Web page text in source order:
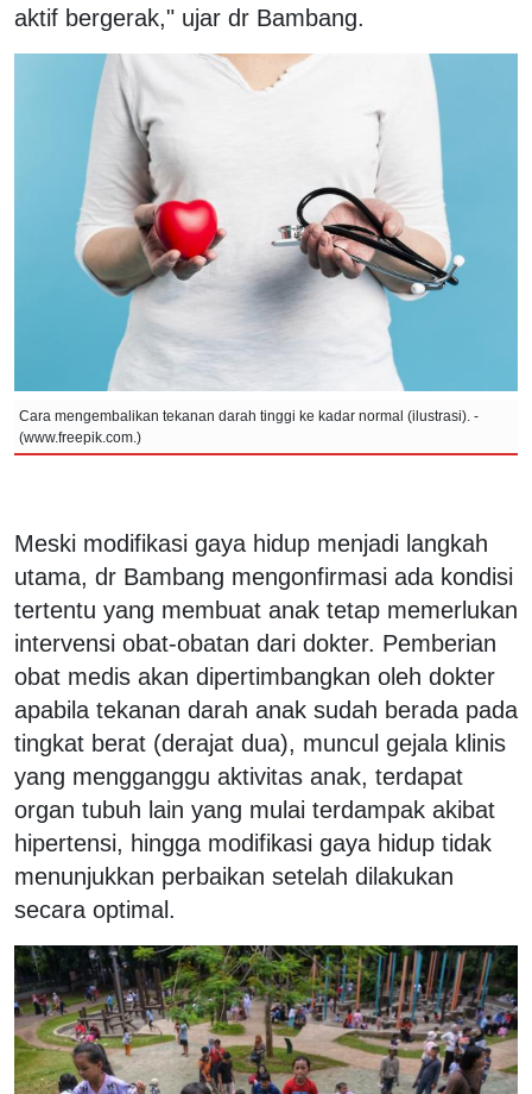
aktif bergerak," ujar dr Bambang.
Cara mengembalikan tekanan darah tinggi ke kadar normal (ilustrasi). -
(www.freepik.com.)
Meski modifikasi gaya hidup menjadi langkah
utama, dr Bambang mengonfirmasi ada kondisi
tertentu yang membuat anak tetap memerlukan
intervensi obat-obatan dari dokter. Pemberian
obat medis akan dipertimbangkan oleh dokter
apabila tekanan darah anak sudah berada pada
tingkat berat (derajat dua), muncul gejala klinis
yang mengganggu aktivitas anak, terdapat
organ tubuh lain yang mulai terdampak akibat
hipertensi, hingga modifikasi gaya hidup tidak
menunjukkan perbaikan setelah dilakukan
secara optimal.